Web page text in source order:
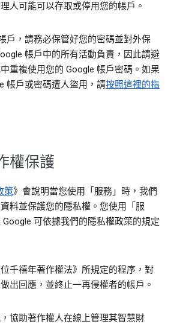
人可能可以存取或停用您的帳戶。
戶，請務必保管好您的密碼並對外保
帳戶中的所有活動負責，因此請避
重複使用您的 Google 帳戶密碼。如果
帳戶或密碼遭人盜用，請按照這裡的指
權保護
策》會說明當您使用「服務」時，我們
料並保護您的隱私權。您使用「服
可依據我們的隱私權政策的規定
千禧年著作權法》所規定的程序，對
出回應，並終止一再侵權者的帳戶。
協助著作權人在線上管理其智慧財